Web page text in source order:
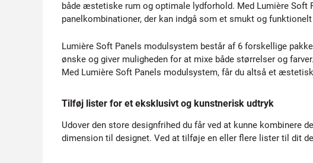
både æstetiske rum og optimale lydforhold. Med Lumière
panelkombinationer, der kan indgå som et smukt og
Lumière Soft Panels modulsystem består af 6 forskellige
ønske og giver muligheden for at mixe både størrelser og
Med Lumière Soft Panels modulsystem, får du altså et
Tilføj lister for et eksklusivt og kunstnerisk udtryk
Udover den store designfrihed du får ved at kunne kombinere
dimension til designet. Ved at tilføje en eller flere lister til dit